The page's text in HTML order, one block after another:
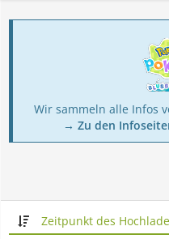
Wir sammeln alle Infos
→ Zu den
Zeitpunkt des